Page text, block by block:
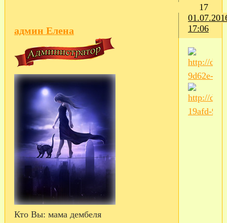
17
17:06
админ Елена
Кто Вы: мама дембеля